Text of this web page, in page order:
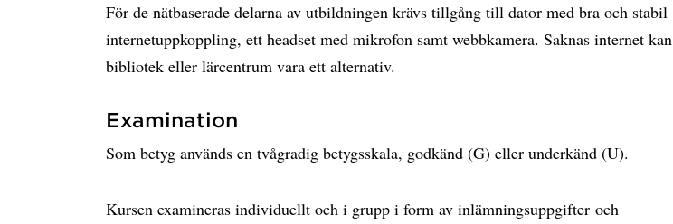
För de nätbaserade delarna av utbildningen krävs tillgång till dator med bra och stabil
internetuppkoppling, ett headset med mikrofon samt webbkamera. Saknas internet kan
bibliotek eller lärcentrum vara ett alternativ.
Examination
Som betyg används en tvågradig betygsskala, godkänd (G) eller underkänd (U).
Kursen examineras individuellt och i grupp i form av inlämningsuppgifter och